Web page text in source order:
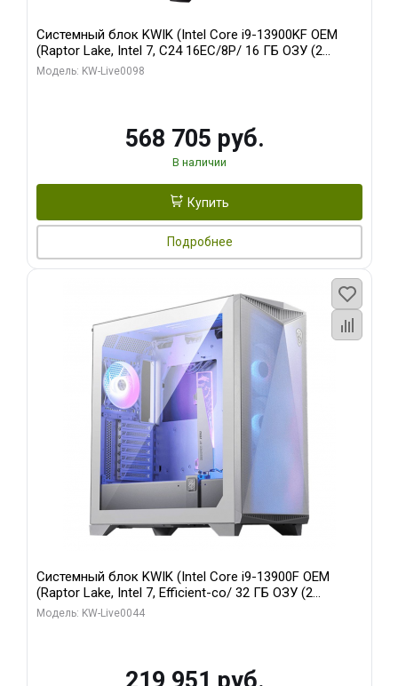
Системный блок KWIK (Intel Core i9-13900KF OEM
(Raptor Lake, Intel 7, C24 16EC/8P/ 16 ГБ ОЗУ (2
модуля)/ Afox RTX4090 24GB GDDR6X 384-Bit 3xDP
Модель: KW-Live0098
568 705 руб.
В наличии
Купить
Подробнее
Системный блок KWIK (Intel Core i9-13900F OEM
(Raptor Lake, Intel 7, Efficient-co/ 32 ГБ ОЗУ (2
модуля)/ Gigabyte RTX5070Ti AERO OC 16GB GDDR7
Модель: KW-Live0044